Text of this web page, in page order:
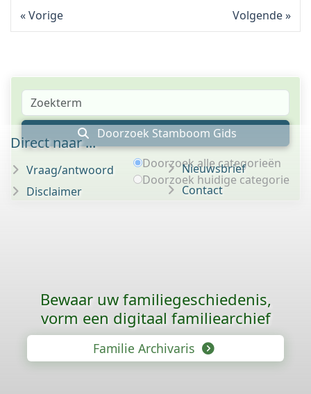
Vorige Volgende
Doorzoek Stamboom Gids
Doorzoek alle categorieën
Doorzoek huidige categorie
Direct naar ...
Vraag/antwoord
Disclaimer
Nieuwsbrief
Contact
Bewaar uw familie­geschiedenis,
vorm een digitaal familiearchief
Familie Archivaris